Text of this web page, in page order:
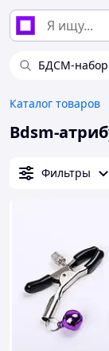
БДСМ-
Каталог товаров
Bdsm-
Фильтры